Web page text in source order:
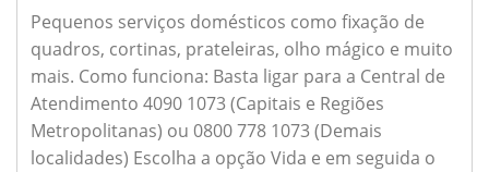
Pequenos serviços domésticos como fixação de
quadros, cortinas, prateleiras, olho mágico e muito
mais. Como funciona: Basta ligar para a Central de
Atendimento 4090 1073 (Capitais e Regiões
Metropolitanas) ou 0800 778 1073 (Demais
localidades) Escolha a opção Vida e em seguida o